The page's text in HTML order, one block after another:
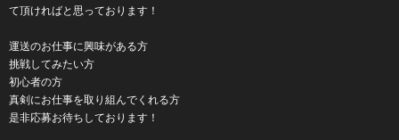
て頂ければと思っております！
運送のお仕事に興味がある方
挑戦してみたい方
初心者の方
真剣にお仕事を取り組んでくれる方
是非応募お待ちしております！